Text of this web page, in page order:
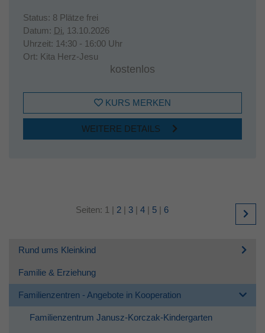
Status: 8 Plätze frei
Datum: Di. 13.10.2026
Uhrzeit: 14:30 - 16:00 Uhr
Ort: Kita Herz-Jesu
kostenlos
KURS MERKEN
WEITERE DETAILS
Seiten: 1 | 2 | 3 | 4 | 5 | 6
Rund ums Kleinkind
Familie & Erziehung
Familienzentren - Angebote in Kooperation
Familienzentrum Janusz-Korczak-Kindergarten